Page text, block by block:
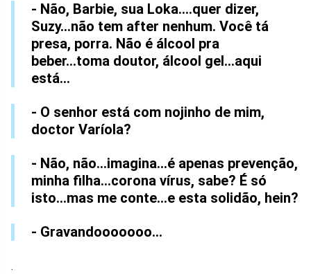
- Não, Barbie, sua Loka....quer dizer,
Suzy...não tem after nenhum. Você tá
presa, porra. Não é álcool pra
beber...toma doutor, álcool gel...aqui
está...
- O senhor está com nojinho de mim,
doctor Varíola?
- Não, não...imagina...é apenas prevenção,
minha filha...corona vírus, sabe? É só
isto...mas me conte...e esta solidão, hein?
- Gravandooooooo...
.